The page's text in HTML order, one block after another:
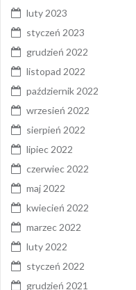
luty 2023
styczeń 2023
grudzień 2022
listopad 2022
październik 2022
wrzesień 2022
sierpień 2022
lipiec 2022
czerwiec 2022
maj 2022
kwiecień 2022
marzec 2022
luty 2022
styczeń 2022
grudzień 2021